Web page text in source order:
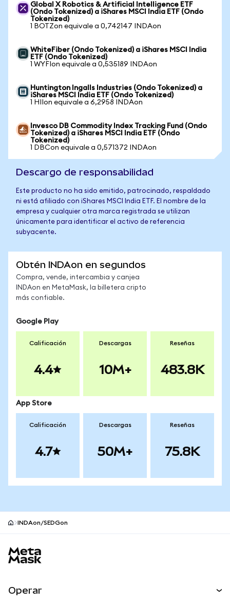
Global X Robotics & Artificial Intelligence ETF
(Ondo Tokenized) a iShares MSCI India ETF (Ondo
Tokenized)
1 BOTZon equivale a 0,742147 INDAon
WhiteFiber (Ondo Tokenized) a iShares MSCI India
ETF (Ondo Tokenized)
1 WYFIon equivale a 0,535189 INDAon
Huntington Ingalls Industries (Ondo Tokenized) a
iShares MSCI India ETF (Ondo Tokenized)
1 HIIon equivale a 6,2958 INDAon
Invesco DB Commodity Index Tracking Fund (Ondo
Tokenized) a iShares MSCI India ETF (Ondo
Tokenized)
1 DBCon equivale a 0,571372 INDAon
Descargo de responsabilidad
Este producto no ha sido emitido, patrocinado, respaldado
ni está afiliado con iShares MSCI India ETF. El nombre de la
empresa y cualquier otra marca registrada se utilizan
únicamente para identificar el activo de referencia
subyacente.
Obtén INDAon en segundos
Compra, vende, intercambia y canjea
INDAon en MetaMask, la billetera cripto
más confiable.
Google Play
Calificación
4.4
Descargas
10M+
Reseñas
483.8K
App Store
Calificación
4.7
Descargas
50M+
Reseñas
75.8K
INDAon/SEDGon
Operar